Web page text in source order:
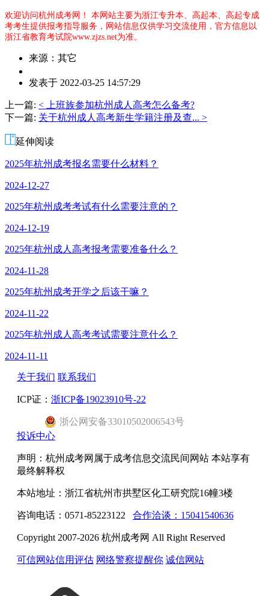
欢迎访问杭州成考网！ 本网站主要为浙江专升本、高起本、高起专成
考考生提供报考指导服务，网站信息仅供学习交流使用，官方信息以
浙江省教育考试院www.zjzs.net为准。
来源：其它
者：
老
师
发表于 2022-03-25 14:57:29
上一篇: < 上班族参加杭州成人高考怎么备考?
下一篇: 关于杭州成人高考新生学籍注册及查... >
延伸阅读
2025年杭州成考报名需要什么材料？
2024-12-27
2025年杭州成考考试有什么需要注意的？
2024-12-19
2025年杭州成人高考报考需要准备什么？
2024-11-28
2025年杭州成考开学之后该干嘛？
2024-11-22
2025年杭州成人高考考试需要注意什么？
2024-11-11
关于我们 联系我们
ICP证： 浙ICP备19023910号-22
浙公网安备33010502006543号
投诉中心
声明：杭州成考网属于成考信息交流民间网站 本站享有
最终解释权
本站地址：浙江省杭州市拱墅区化工研究院16幢3楼
咨询电话：0571-85223122 合作洽谈：15041540636
Copyright 2007-2026 杭州成考网 All Right Reserved
可信网站信用评估 网络警察提醒你 诚信网站